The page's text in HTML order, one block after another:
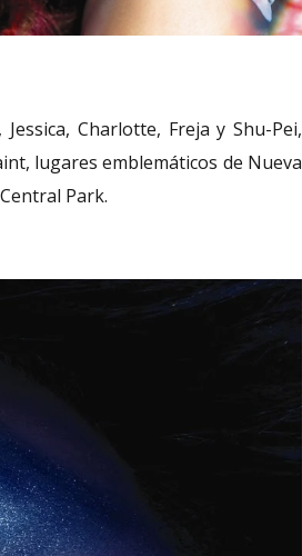
Charlotte, Freja y Shu-Pei,
lugares emblemáticos de Nueva
Park.